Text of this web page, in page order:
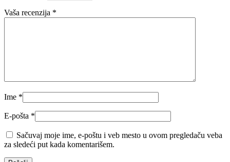
Vaša recenzija *
Ime *
E-pošta *
Sačuvaj moje ime, e-poštu i veb mesto u ovom pregledaču veba
za sledeći put kada komentarišem.